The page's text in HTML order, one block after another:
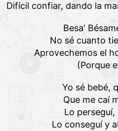
Difícil confiar, dando la
Besa'
No sé cuanto
Aprovechemos el
(Porque
Yo sé bebé,
Que me caí
Lo
Lo conseguí y